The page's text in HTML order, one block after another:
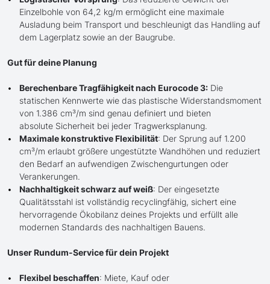
Einzelbohle von 64,2 kg/m ermöglicht eine maximale
Ausladung beim Transport und beschleunigt das Handling auf
dem Lagerplatz sowie an der Baugrube.
Gut für deine Planung
Berechenbare Tragfähigkeit nach Eurocode 3: Die
statischen Kennwerte wie das plastische Widerstandsmoment
von 1.386 cm³/m sind genau definiert und bieten
absolute Sicherheit bei jeder Tragwerksplanung.
Maximale konstruktive Flexibilität: Der Sprung auf 1.200
cm³/m erlaubt größere ungestützte Wandhöhen und reduziert
den Bedarf an aufwendigen Zwischengurtungen oder
Verankerungen.
Nachhaltigkeit schwarz auf weiß: Der eingesetzte
Qualitätsstahl ist vollständig recyclingfähig, sichert eine
hervorragende Ökobilanz deines Projekts und erfüllt alle
modernen Standards des nachhaltigen Bauens.
Unser Rundum-Service für dein Projekt
Flexibel beschaffen: Miete, Kauf oder